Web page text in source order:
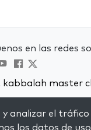
en las redes
kabbalah master
analizar el tráfico
los datos de